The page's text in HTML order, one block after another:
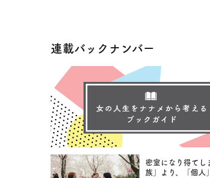
連載バックナンバー
密室になり得てし
族」より、「個人